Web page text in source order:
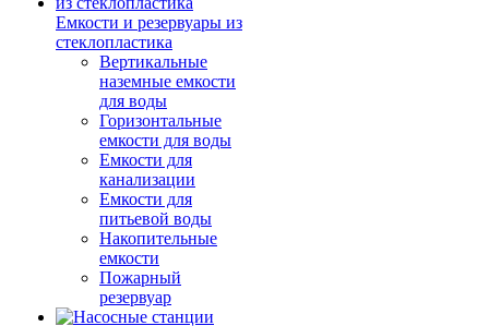
Емкости и резервуары из
стеклопластика
Вертикальные
наземные емкости
для воды
Горизонтальные
емкости для воды
Емкости для
канализации
Емкости для
питьевой воды
Накопительные
емкости
Пожарный
резервуар